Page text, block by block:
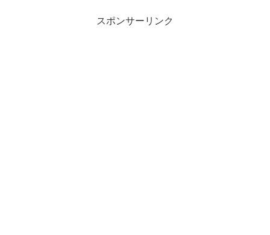
スポンサーリンク